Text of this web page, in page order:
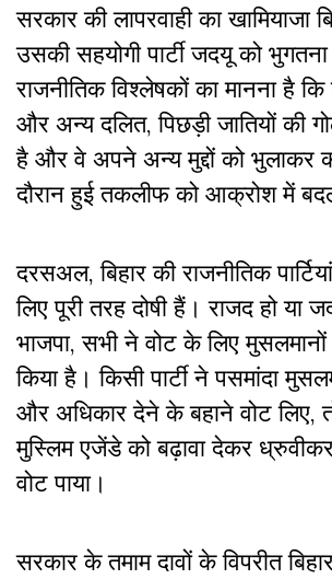
सरकार की लापरवाही का खामियाजा
उसकी सहयोगी पार्टी जदयू को
राजनीतिक विश्लेषकों का मानना है कि
और अन्य दलित, पिछड़ी जातियों की
है और वे अपने अन्य मुद्दों को भुलाकर
दौरान हुई तकलीफ को आक्रोश में
दरसअल, बिहार की राजनीतिक
लिए पूरी तरह दोषी हैं। राजद हो या
भाजपा, सभी ने वोट के लिए
किया है। किसी पार्टी ने पसमांदा
और अधिकार देने के बहाने वोट लिए,
मुस्लिम एजेंडे को बढ़ावा देकर
वोट पाया।
सरकार के तमाम दावों के विपरीत